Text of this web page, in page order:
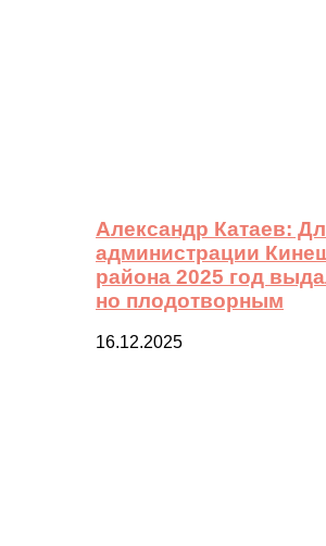
Александр Катаев:
администрации
района 2025 год
но плодотворным
16.12.2025